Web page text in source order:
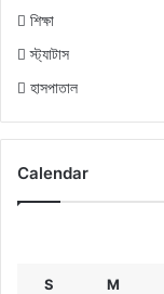
শিক্ষা
স্ট্যাটাস
হাসপাতাল
Calendar
S M